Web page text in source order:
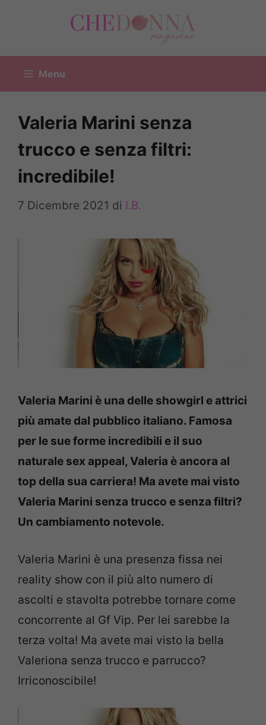
Menu
Valeria Marini senza
trucco e senza filtri:
incredibile!
7 Dicembre 2021 di I.B.
Valeria Marini è una delle showgirl e attrici
più amate dal pubblico italiano. Famosa
per le sue forme incredibili e il suo
naturale sex appeal, Valeria è ancora al
top della sua carriera! Ma avete mai visto
Valeria Marini senza trucco e senza filtri?
Un cambiamento notevole.
Valeria Marini è una presenza fissa nei
reality show con il più alto numero di
ascolti e stavolta potrebbe tornare come
concorrente al Gf Vip. Per lei sarebbe la
terza volta! Ma avete mai visto la bella
Valeriona senza trucco e parrucco?
Irriconoscibile!